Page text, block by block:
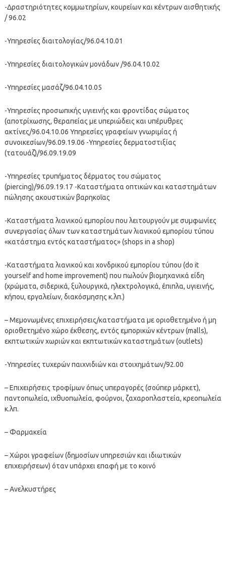
-Δραστηριότητες κομμωτηρίων, κουρείων και κέντρων αισθητικής
/ 96.02
-Υπηρεσίες διαιτολογίας/96.04.10.01
-Υπηρεσίες διαιτολογικών μονάδων /96.04.10.02
-Υπηρεσίες μασάζ/96.04.10.05
-Υπηρεσίες προσωπικής υγιεινής και φροντίδας σώματος
(αποτρίχωσης, θεραπείας με υπεριώδεις και υπέρυθρες
ακτίνες/96.04.10.06 Υπηρεσίες γραφείων γνωριμίας ή
συνοικεσίων/96.09.19.06 -Υπηρεσίες δερματοστιξίας
(τατουάζ)/96.09.19.09
-Υπηρεσίες τρυπήματος δέρματος του σώματος
(piercing)/96.09.19.17 -Καταστήματα οπτικών και καταστημάτων
πώλησης ακουστικών βαρηκοΐας
-Καταστήματα λιανικού εμπορίου που λειτουργούν με συμφωνίες
συνεργασίας όλων των καταστημάτων λιανικού εμπορίου τύπου
«κατάστημα εντός καταστήματος» (shops in a shop)
-Καταστήματα λιανικού και χονδρικού εμπορίου τύπου (do it
yourself and home improvement) που πωλούν βιομηχανικά είδη
(χρώματα, σιδερικά, ξυλουργικά, ηλεκτρολογικά, έπιπλα, υγιεινής,
κήπου, εργαλείων, διακόσμησης κ.λπ.)
– Μεμονωμένες επιχειρήσεις/καταστήματα με οριοθετημένο ή μη
οριοθετημένο χώρο έκθεσης, εντός εμπορικών κέντρων (malls),
εκπτωτικών χωριών και εκπτωτικών καταστημάτων (outlets)
-Υπηρεσίες τυχερών παιχνιδιών και στοιχημάτων/92.00
– Επιχειρήσεις τροφίμων όπως υπεραγορές (σούπερ μάρκετ),
παντοπωλεία, ιχθυοπωλεία, φούρνοι, ζαχαροπλαστεία, κρεοπωλεία
κ.λπ.
– Φαρμακεία
– Χώροι γραφείων (δημοσίων υπηρεσιών και ιδιωτικών
επιχειρήσεων) όταν υπάρχει επαφή με το κοινό
– Ανελκυστήρες